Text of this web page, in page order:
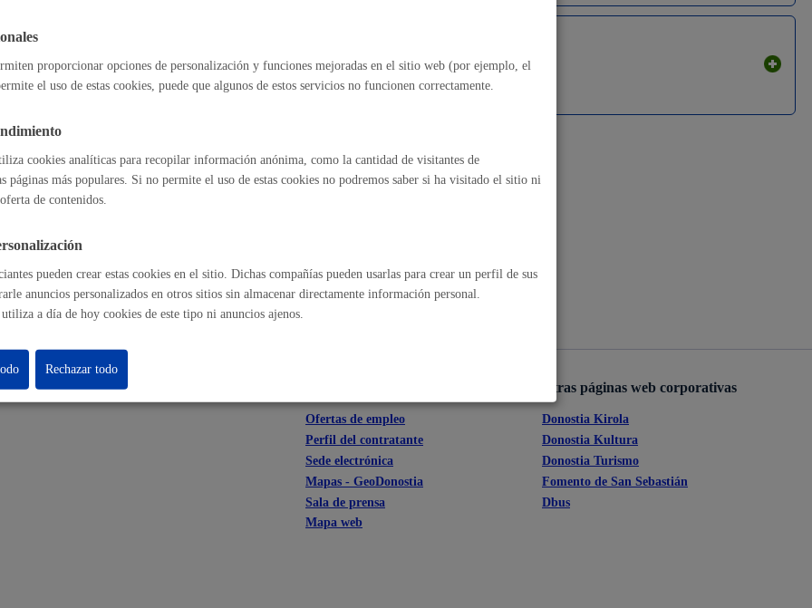
Igualdad, derechos humanos y convivencia
Cultura
con la ciudadanía
Ofertas de empleo
Perfil del contratante
Sede electrónica
Mapas - GeoDonostia
Sala de prensa
Mapa web
Otras páginas web corporativas
Donostia Kirola
Donostia Kultura
Donostia Turismo
Fomento de San Sebastián
Dbus
proporcionar opciones de personalización y funciones mejoradas en el sitio web (por ejemplo, el
el uso de estas cookies, puede que algunos de estos servicios no funcionen correctamente.
cookies analíticas para recopilar información anónima, como la cantidad de visitantes de
páginas más populares. Si no permite el uso de estas cookies no podremos saber si ha visitado el sitio ni
de contenidos.
pueden crear estas cookies en el sitio. Dichas compañías pueden usarlas para crear un perfil de sus
anuncios personalizados en otros sitios sin almacenar directamente información personal.
a día de hoy cookies de este tipo ni anuncios ajenos.
Rechazar todo